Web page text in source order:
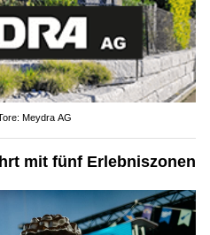
Meydra AG
mit fünf Erlebniszonen